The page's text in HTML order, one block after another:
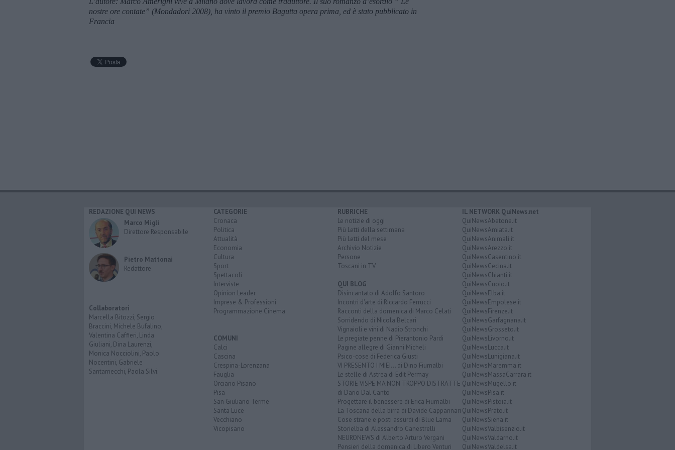
nostre ore contate” (Mondadori 2008), ha vinto il premio Bagutta opera prima, ed è stato pubblicato in
Francia
REDAZIONE QUI NEWS
Marco Migli
Direttore Responsabile
Pietro Mattonai
Redattore
Collaboratori
Marcella Bitozzi, Sergio
Braccini, Michele Bufalino,
Valentina Caffieri, Linda
Giuliani, Dina Laurenzi,
Monica Nocciolini, Paolo
Nocentini, Gabriele
Santarnecchi, Paola Silvi.
CATEGORIE
Cronaca
Politica
Attualità
Economia
Cultura
Sport
Spettacoli
Interviste
Opinion Leader
Imprese & Professioni
Programmazione Cinema
COMUNI
Calci
Cascina
Crespina-Lorenzana
Fauglia
Orciano Pisano
Pisa
San Giuliano Terme
Santa Luce
Vecchiano
Vicopisano
RUBRICHE
Le notizie di oggi
Più Letti della settimana
Più Letti del mese
Archivio Notizie
Persone
Toscani in TV
QUI BLOG
Disincantato di Adolfo Santoro
Incontri d'arte di Riccardo Ferrucci
Racconti della domenica di Marco Celati
Sorridendo di Nicola Belcari
Vignaioli e vini di Nadio Stronchi
Le pregiate penne di Pierantonio Pardi
Pagine allegre di Gianni Micheli
Psico-cose di Federica Giusti
VI PRESENTO I MIEI... di Dino Fiumalbi
Le stelle di Astrea di Edit Permay
STORIE VISPE MA NON TROPPO DISTRATTE
di Dario Dal Canto
Progettare il benessere di Erica Fiumalbi
La Toscana della birra di Davide Cappannari
Cose strane e posti assurdi di Blue Lama
Storielba di Alessandro Canestrelli
NEURONEWS di Alberto Arturo Vergani
Pensieri della domenica di Libero Venturi
IL NETWORK QuiNews.net
QuiNewsAbetone.it
QuiNewsAmiata.it
QuiNewsAnimali.it
QuiNewsArezzo.it
QuiNewsCasentino.it
QuiNewsCecina.it
QuiNewsChianti.it
QuiNewsCuoio.it
QuiNewsElba.it
QuiNewsEmpolese.it
QuiNewsFirenze.it
QuiNewsGarfagnana.it
QuiNewsGrosseto.it
QuiNewsLivorno.it
QuiNewsLucca.it
QuiNewsLunigiana.it
QuiNewsMaremma.it
QuiNewsMassaCarrara.it
QuiNewsMugello.it
QuiNewsPisa.it
QuiNewsPistoia.it
QuiNewsPrato.it
QuiNewsSiena.it
QuiNewsValbisenzio.it
QuiNewsValdarno.it
QuiNewsValdelsa.it